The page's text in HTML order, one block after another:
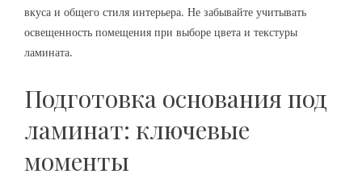
вкуса и общего стиля интерьера. Не забывайте учитывать
освещенность помещения при выборе цвета и текстуры
ламината.
Подготовка основания под
ламинат: ключевые
моменты